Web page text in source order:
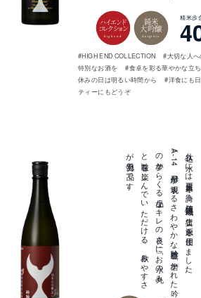
ハイエンド
コレクション
highend
純米
大吟醸
daiginjo
精米歩
#HIGH END COLLECTION #大切な人
特別なお酒を
#食卓を彩る華やかな立
休みの日は明るい時間から
#洋食にも
ティーにもどうぞ
仕込み
水に
は
水質日本一を
誇る
清流仁淀川流域の
上質な
水源を
使用し
ま
し
た
。
「A
-
1
4
酵母が
表現す
る
さ
わ
や
か
な
吟醸香」と
「磨か
れ
た
吟
の
夢か
ら
く
る
上品な
キ
レ
の
良さ
」に
「お
水の
丸み
と
旨味」を
楽し
ん
で
い
た
だ
け
る
、
飲み
や
す
さ
が
魅力の
一品で
す
。